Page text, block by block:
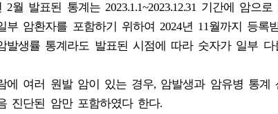
2월 발표된 통계는 2023.1.1~2023.12.31 기간에 암으
부 암환자를 포함하기 위하여 2024년 11월까지 등록
발생률 통계라도 발표된 시점에 따라 숫자가 일부 다
에 여러 원발 암이 있는 경우, 암발생과 암유병 통계
진단된 암만 포함하였다 한다.